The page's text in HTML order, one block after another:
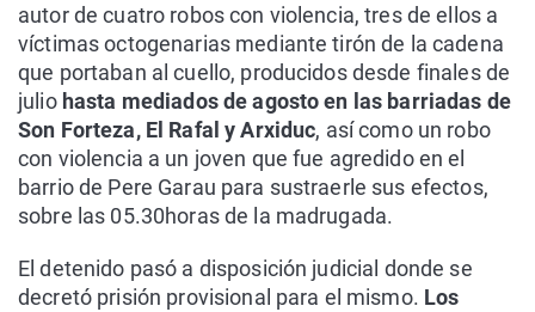
autor de cuatro robos con violencia, tres de ellos a
víctimas octogenarias mediante tirón de la cadena
que portaban al cuello, producidos desde finales de
julio hasta mediados de agosto en las barriadas de
Son Forteza, El Rafal y Arxiduc, así como un robo
con violencia a un joven que fue agredido en el
barrio de Pere Garau para sustraerle sus efectos,
sobre las 05.30horas de la madrugada.
El detenido pasó a disposición judicial donde se
decretó prisión provisional para el mismo. Los